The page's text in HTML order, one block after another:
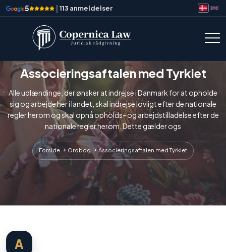
5 | 113 anmeldelser
Associeringsaftalen med Tyrkiet
Alle udlændinge, der ønsker at indrejse i Danmark for at opholde
sig og arbejde her i landet, skal indrejse lovligt efter de nationale
regler herom og skal opnå opholds- og arbejdstilladelse efter de
nationale regler herom. Dette gælder ogs
Forside Ordbog Associeringsaftalen med Tyrkiet
A